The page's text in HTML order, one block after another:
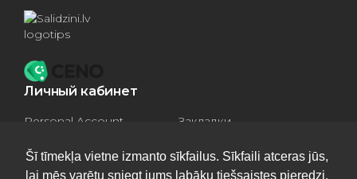
Šī tīmekļa vietne izmanto sīkfailus. Sīkfaili atceras jūs,
lai mēs varētu sniegt jums labāku tiešsaistes pieredzi.
Личный кабинет
Personal Account
Закладки